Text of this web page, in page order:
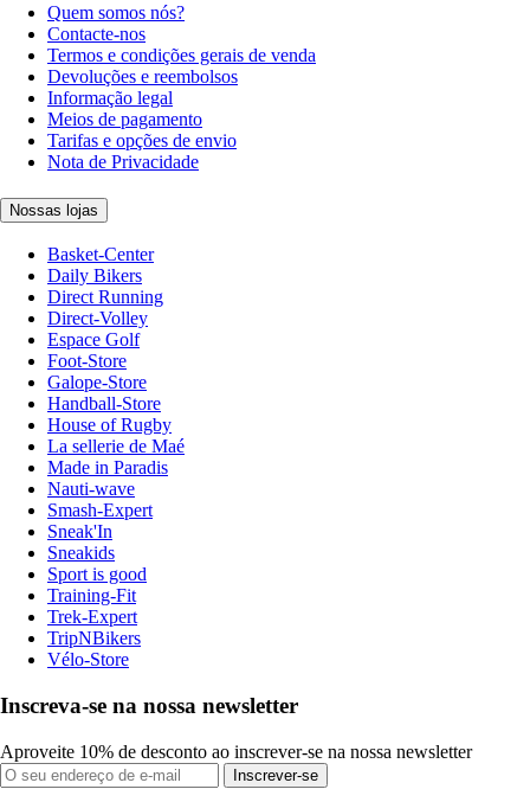
Quem somos nós?
Contacte-nos
Termos e condições gerais de venda
Devoluções e reembolsos
Informação legal
Meios de pagamento
Tarifas e opções de envio
Nota de Privacidade
Nossas lojas
Basket-Center
Daily Bikers
Direct Running
Direct-Volley
Espace Golf
Foot-Store
Galope-Store
Handball-Store
House of Rugby
La sellerie de Maé
Made in Paradis
Nauti-wave
Smash-Expert
Sneak'In
Sneakids
Sport is good
Training-Fit
Trek-Expert
TripNBikers
Vélo-Store
Inscreva-se na nossa newsletter
Aproveite 10% de desconto ao inscrever-se na nossa newsletter
Inscrever-se